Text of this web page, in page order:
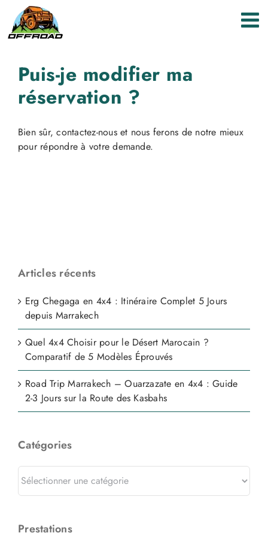
Passer
contenu
Puis-je modifier ma
réservation ?
Bien sûr, contactez-nous et nous ferons de notre mieux
pour répondre à votre demande.
Articles récents
Erg Chegaga en 4x4 : Itinéraire Complet 5 Jours
depuis Marrakech
Quel 4x4 Choisir pour le Désert Marocain ?
Comparatif de 5 Modèles Éprouvés
Road Trip Marrakech – Ouarzazate en 4x4 : Guide
2-3 Jours sur la Route des Kasbahs
Catégories
Catégories
Prestations